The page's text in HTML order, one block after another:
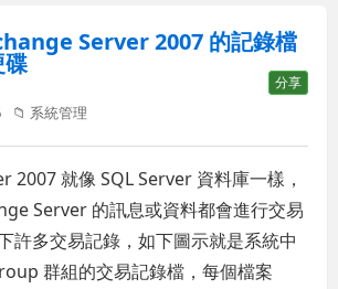
Server 2007 的記錄檔
碟
分享
📁 系統管理
2007 就像 SQL Server 資料庫一樣，
Server 的訊息或資料都會進行交易
許多交易記錄，如下圖示就是系統中
群組的交易記錄檔，每個檔案